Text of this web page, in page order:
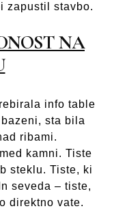
zapustil stavbo.
NA
info table
sta bila
ribami.
kamni. Tiste
steklu. Tiste, ki
seveda – tiste,
direktno vate.